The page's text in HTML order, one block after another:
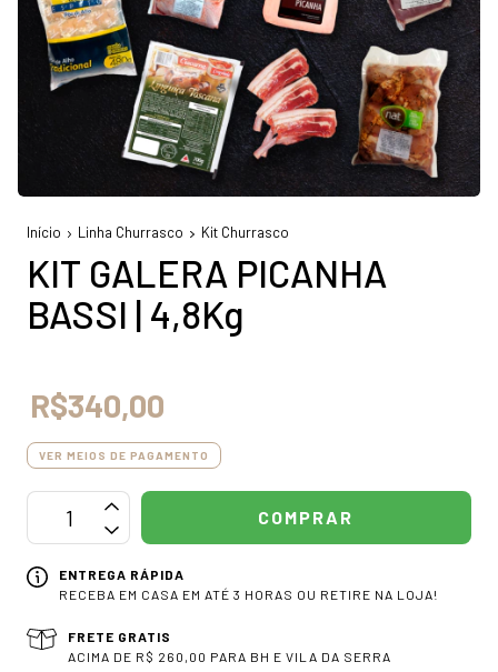
Início Linha Churrasco Kit Churrasco
KIT GALERA PICANHA
BASSI | 4,8Kg
R$340,00
VER MEIOS DE PAGAMENTO
ENTREGA RÁPIDA
RECEBA EM CASA EM ATÉ 3 HORAS OU RETIRE NA LOJA!
FRETE GRATIS
ACIMA DE R$ 260,00 PARA BH E VILA DA SERRA